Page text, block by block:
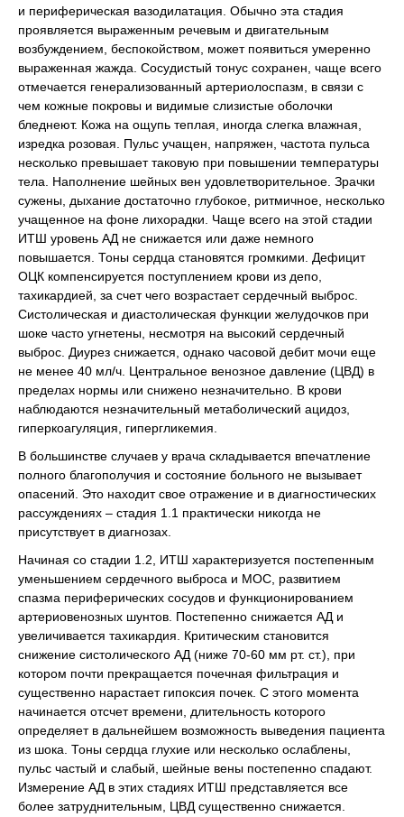
и периферическая вазодилатация. Обычно эта стадия
проявляется выраженным речевым и двигательным
возбуждением, беспокойством, может появиться умеренно
выраженная жажда. Сосудистый тонус сохранен, чаще всего
отмечается генерализованный артериолоспазм, в связи с
чем кожные покровы и видимые слизистые оболочки
бледнеют. Кожа на ощупь теплая, иногда слегка влажная,
изредка розовая. Пульс учащен, напряжен, частота пульса
несколько превышает таковую при повышении температуры
тела. Наполнение шейных вен удовлетворительное. Зрачки
сужены, дыхание достаточно глубокое, ритмичное, несколько
учащенное на фоне лихорадки. Чаще всего на этой стадии
ИТШ уровень АД не снижается или даже немного
повышается. Тоны сердца становятся громкими. Дефицит
ОЦК компенсируется поступлением крови из депо,
тахикардией, за счет чего возрастает сердечный выброс.
Систолическая и диастолическая функции желудочков при
шоке часто угнетены, несмотря на высокий сердечный
выброс. Диурез снижается, однако часовой дебит мочи еще
не менее 40 мл/ч. Центральное венозное давление (ЦВД) в
пределах нормы или снижено незначительно. В крови
наблюдаются незначительный метаболический ацидоз,
гиперкоагуляция, гипергликемия.
В большинстве случаев у врача складывается впечатление
полного благополучия и состояние больного не вызывает
опасений. Это находит свое отражение и в диагностических
рассуждениях – стадия 1.1 практически никогда не
присутствует в диагнозах.
Начиная со стадии 1.2, ИТШ характеризуется постепенным
уменьшением сердечного выброса и МОС, развитием
спазма периферических сосудов и функционированием
артериовенозных шунтов. Постепенно снижается АД и
увеличивается тахикардия. Критическим становится
снижение систолического АД (ниже 70-60 мм рт. ст.), при
котором почти прекращается почечная фильтрация и
существенно нарастает гипоксия почек. С этого момента
начинается отсчет времени, длительность которого
определяет в дальнейшем возможность выведения пациента
из шока. Тоны сердца глухие или несколько ослаблены,
пульс частый и слабый, шейные вены постепенно спадают.
Измерение АД в этих стадиях ИТШ представляется все
более затруднительным, ЦВД существенно снижается.